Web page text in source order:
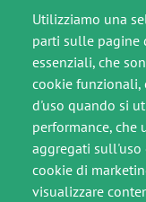
Utilizziamo una
parti sulle pagine
essenziali, che
cookie funzionali,
d'uso quando si
performance, che
aggregati sull'uso
cookie di
visualizzare
Per il
Contatti
SEGUICI
Immagine